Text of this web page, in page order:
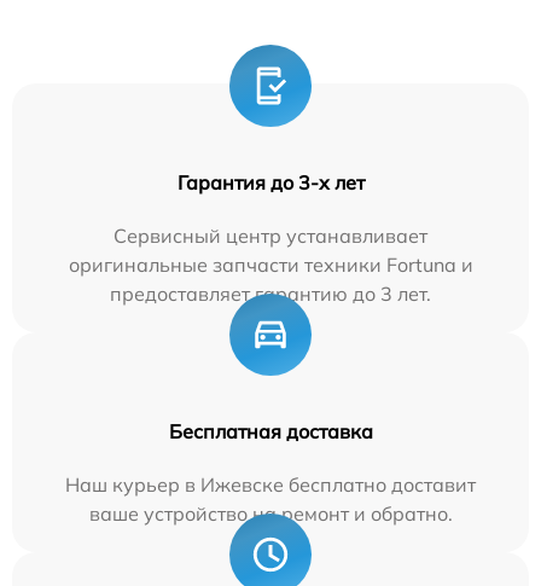
Гарантия до 3-х лет
Сервисный центр устанавливает
оригинальные запчасти техники Fortuna и
предоставляет гарантию до 3 лет.
Бесплатная доставка
Наш курьер в Ижевске бесплатно доставит
ваше устройство на ремонт и обратно.